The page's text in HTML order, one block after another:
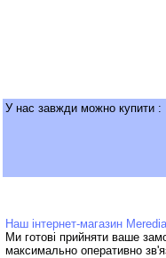
У нас завжди можно купити :
Наш інтернет-магазин
Ми готові прийняти ваше
максимально оперативно